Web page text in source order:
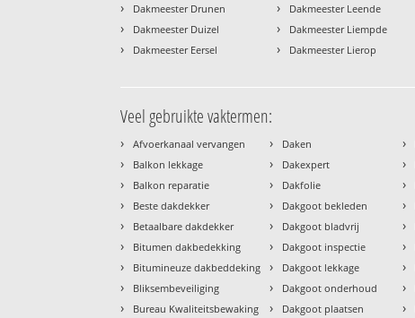
› Dakmeester Drunen
› Dakmeester Duizel
› Dakmeester Eersel
› Dakmeester Leende
› Dakmeester Liempde
› Dakmeester Lierop
Veel gebruikte vaktermen:
› Afvoerkanaal vervangen
› Balkon lekkage
› Balkon reparatie
› Beste dakdekker
› Betaalbare dakdekker
› Bitumen dakbedekking
› Bitumineuze dakbeddeking
› Bliksembeveiliging
› Bureau Kwaliteitsbewaking
› Daken
› Dakexpert
› Dakfolie
› Dakgoot bekleden
› Dakgoot bladvrij
› Dakgoot inspectie
› Dakgoot lekkage
› Dakgoot onderhoud
› Dakgoot plaatsen
›
›
›
›
›
›
›
›
›